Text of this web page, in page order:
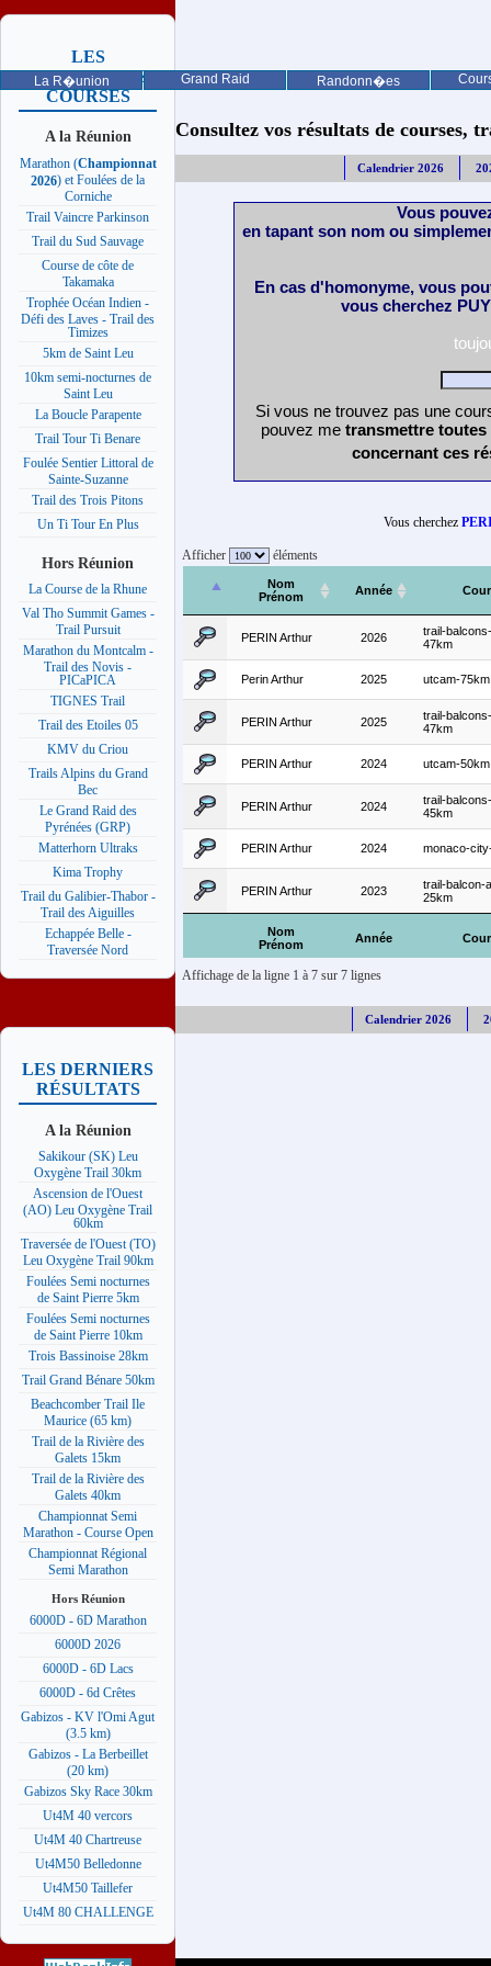
La R�union Grand Raid Randonn�es
LES
PROCHAINES
COURSES
A la Réunion
Marathon (Championnat
2026) et Foulées de la
Corniche
Trail Vaincre Parkinson
Trail du Sud Sauvage
Course de côte de
Takamaka
Trophée Océan Indien -
Défi des Laves - Trail des
Timizes
5km de Saint Leu
10km semi-nocturnes de
Saint Leu
La Boucle Parapente
Trail Tour Ti Benare
Foulée Sentier Littoral de
Sainte-Suzanne
Trail des Trois Pitons
Un Ti Tour En Plus
Hors Réunion
La Course de la Rhune
Val Tho Summit Games -
Trail Pursuit
Marathon du Montcalm -
Trail des Novis -
PICaPICA
TIGNES Trail
Trail des Etoiles 05
KMV du Criou
Trails Alpins du Grand
Bec
Le Grand Raid des
Pyrénées (GRP)
Matterhorn Ultraks
Kima Trophy
Trail du Galibier-Thabor -
Trail des Aiguilles
Echappée Belle -
Traversée Nord
LES DERNIERS
RÉSULTATS
A la Réunion
Sakikour (SK) Leu
Oxygène Trail 30km
Ascension de l'Ouest
(AO) Leu Oxygène Trail
60km
Traversée de l'Ouest (TO)
Leu Oxygène Trail 90km
Foulées Semi nocturnes
de Saint Pierre 5km
Foulées Semi nocturnes
de Saint Pierre 10km
Trois Bassinoise 28km
Trail Grand Bénare 50km
Beachcomber Trail Ile
Maurice (65 km)
Trail de la Rivière des
Galets 15km
Trail de la Rivière des
Galets 40km
Championnat Semi
Marathon - Course Open
Championnat Régional
Semi Marathon
Hors Réunion
6000D - 6D Marathon
6000D 2026
6000D - 6D Lacs
6000D - 6d Crêtes
Gabizos - KV l'Omi Agut
(3.5 km)
Gabizos - La Berbeillet
(20 km)
Gabizos Sky Race 30km
Ut4M 40 vercors
Ut4M 40 Chartreuse
Ut4M50 Belledonne
Ut4M50 Taillefer
Ut4M 80 CHALLENGE
Consultez vos résultats de courses,
Calendrier 2026
Vous
en tapant son nom ou
En cas d'homonyme, vous
vous cherchez
Si vous ne trouvez pas une
pouvez me transmettre
concernant ces
Vous cherchez
Afficher éléments
Nom
Prénom
Année
Nom
Prénom
Année
PERIN Arthur 2026
trail-
47km
Perin Arthur 2025 utcam-75km
PERIN Arthur 2025
trail-
47km
PERIN Arthur 2024 utcam-50km
PERIN Arthur 2024
trail-
45km
PERIN Arthur 2024 monaco-
PERIN Arthur 2023
trail-balcon-
25km
Affichage de la ligne 1 à 7 sur 7 lignes
Calendrier 2026